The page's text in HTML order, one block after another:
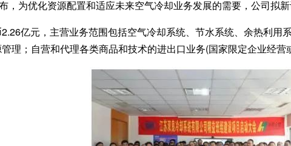
为优化资源配置和适应未来空气冷却业务发展的需要，公司拟新
亿元，主营业务范围包括空气冷却系统、节水系统、余热利用
理；自营和代理各类商品和技术的进出口业务(国家限定企业经营